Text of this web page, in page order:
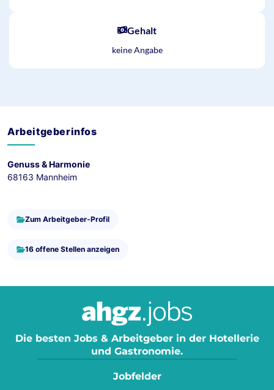
Gehalt
keine Angabe
Arbeitgeberinfos
Genuss & Harmonie
68163 Mannheim
Zum Arbeitgeber-Profil
16 offene Stellen anzeigen
Die besten Jobs & Arbeitgeber in der Hotellerie
und Gastronomie.
Jobfelder